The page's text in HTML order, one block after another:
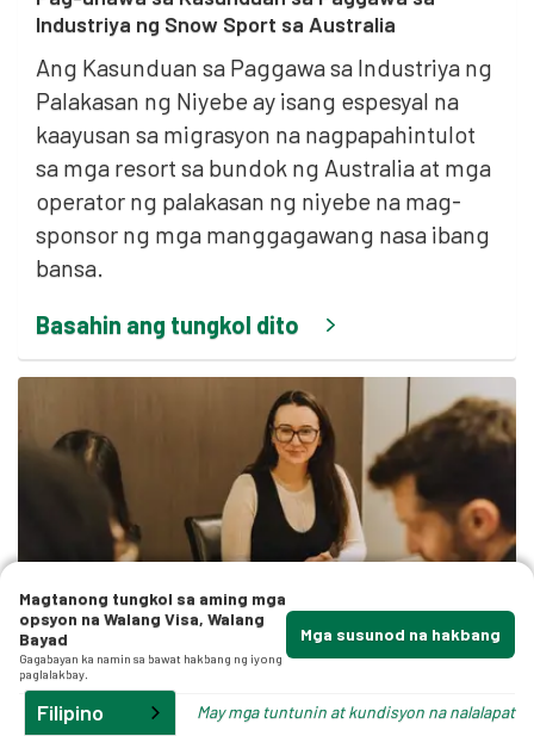
Industriya ng Snow Sport sa Australia
Ang Kasunduan sa Paggawa sa Industriya ng
Palakasan ng Niyebe ay isang espesyal na
kaayusan sa migrasyon na nagpapahintulot
sa mga resort sa bundok ng Australia at mga
operator ng palakasan ng niyebe na mag-
sponsor ng mga manggagawang nasa ibang
bansa.
Basahin ang tungkol dito
Trabaho at Kasanayan
Magtanong tungkol sa aming mga
opsyon na Walang Visa, Walang
Bayad
Gagabayan ka namin sa bawat hakbang ng iyong
paglalakbay.
Mga susunod na hakbang
May mga tuntunin at kundisyon na nalalapat
Filipino